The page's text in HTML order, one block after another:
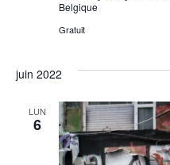
Belgique
Gratuit
juin 2022
LUN
6